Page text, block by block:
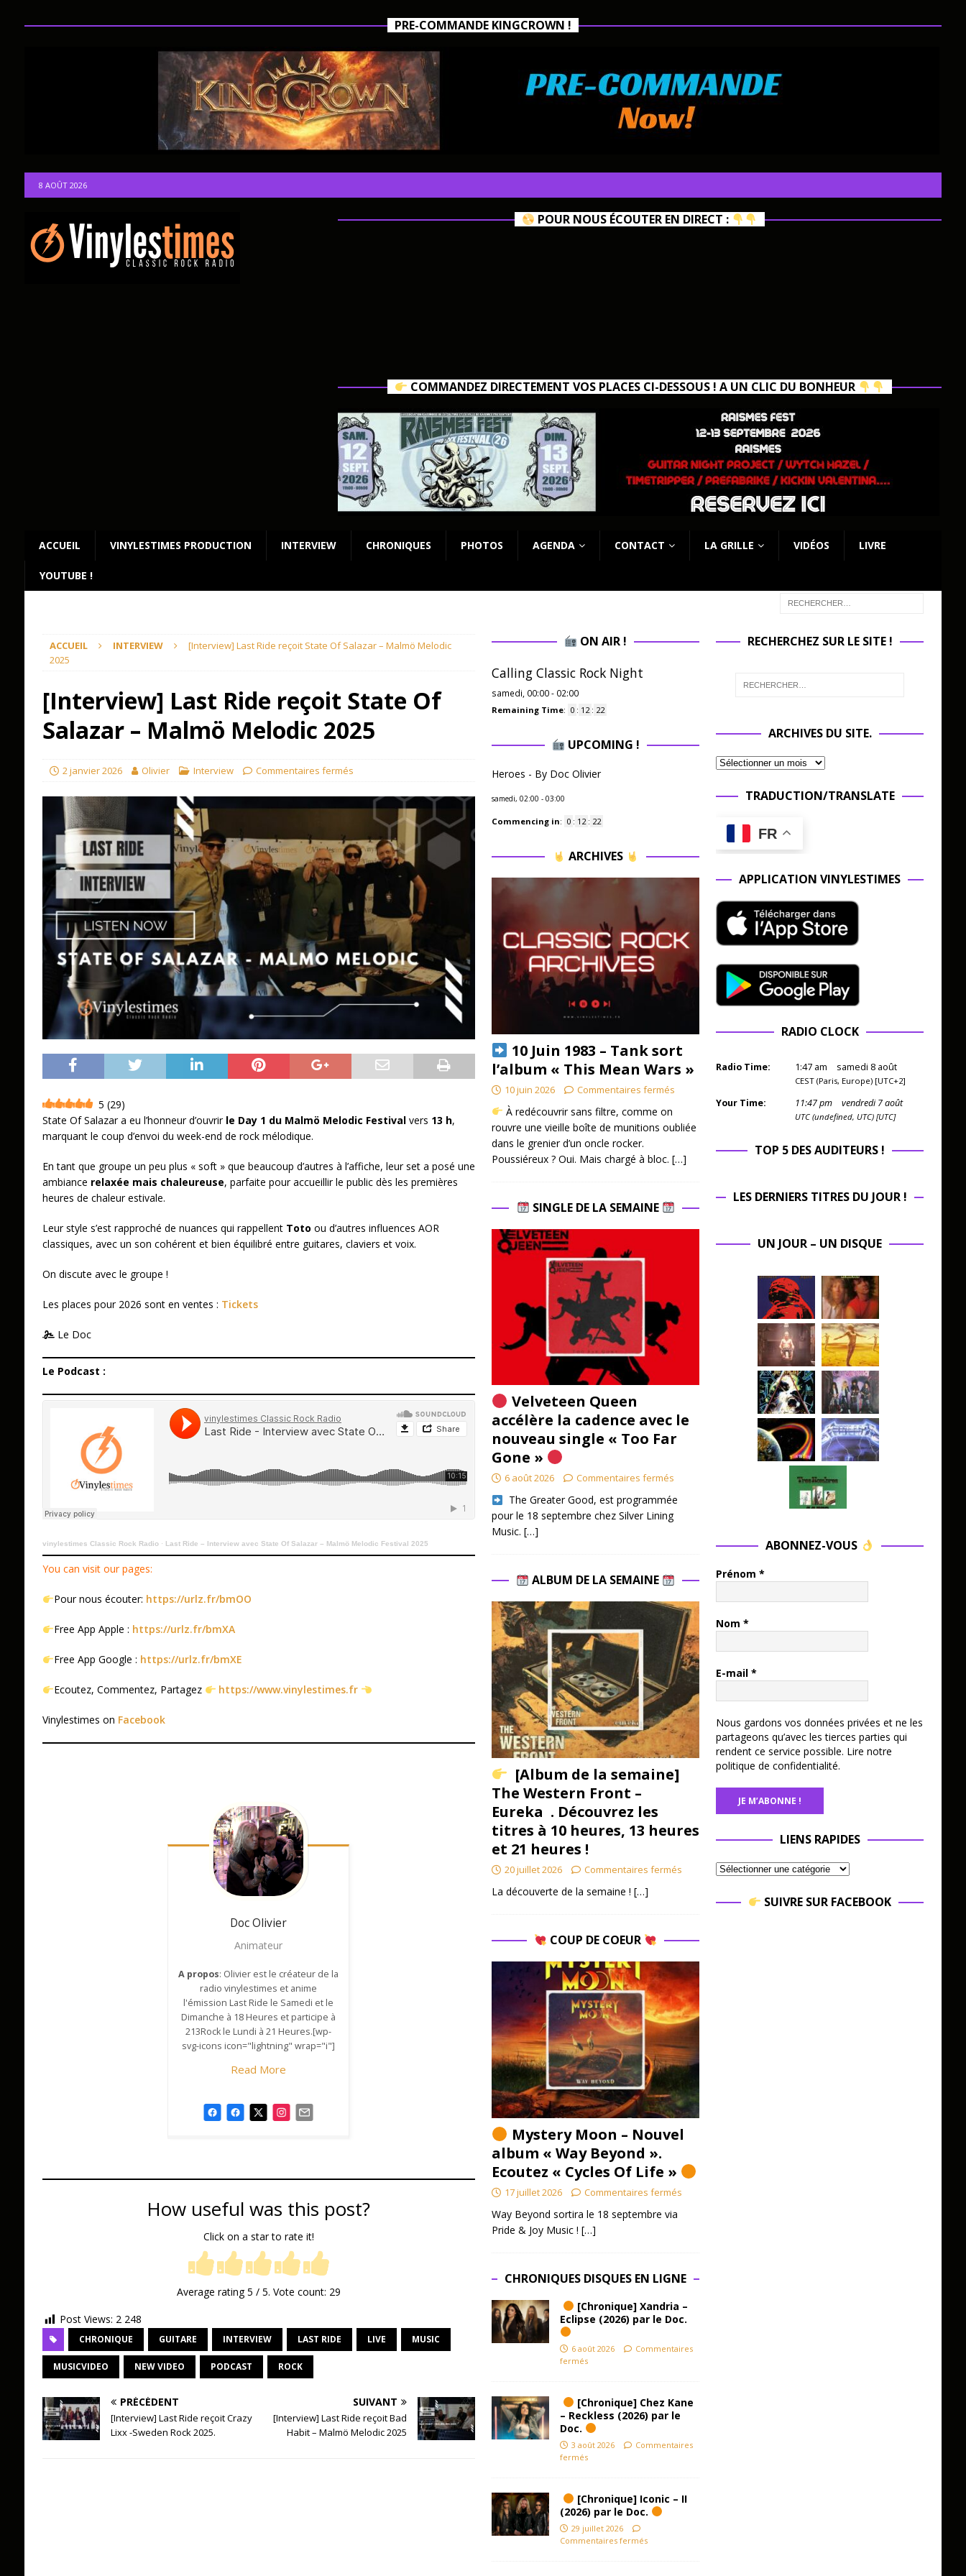
PRE-COMMANDE KINGCROWN !
8 AOÛT 2026
POUR NOUS ÉCOUTER EN DIRECT :
COMMANDEZ DIRECTEMENT VOS PLACES CI-DESSOUS ! A UN CLIC DU BONHEUR
ACCUEIL VINYLESTIMES PRODUCTION INTERVIEW CHRONIQUES PHOTOS AGENDA CONTACT LA GRILLE VIDÉOS LIVRE
YOUTUBE !
ACCUEIL INTERVIEW
[Interview] Last Ride reçoit State Of Salazar – Malmö Melodic
2025
[Interview] Last Ride reçoit State Of
Salazar – Malmö Melodic 2025
2 janvier 2026 Olivier Interview Commentaires fermés
5 (29)
State Of Salazar a eu l’honneur d’ouvrir le Day 1 du Malmö Melodic Festivalvers 13 h,
marquant le coup d’envoi du week-end de rock mélodique.
En tant que groupe un peu plus « soft » que beaucoup d’autres à l’affiche, leur set a posé une
ambiance relaxée mais chaleureuse, parfaite pour accueillir le public dès les premières
heures de chaleur estivale.
Leur style s’est rapproché de nuances qui rappellent Toto ou d’autres influences AOR
classiques, avec un son cohérent et bien équilibré entre guitares, claviers et voix.
On discute avec le groupe !
Les places pour 2026 sont en ventes : Tickets
Le Doc
Le Podcast :
vinylestimes Classic Rock Radio· Last Ride – Interview avec State Of Salazar – Malmö Melodic Festival 2025
You can visit our pages:
Pour nous écouter: https://urlz.fr/bmOO
Free App Apple : https://urlz.fr/bmXA
Free App Google : https://urlz.fr/bmXE
Ecoutez, Commentez, Partagez https://www.vinylestimes.fr
Vinylestimes on Facebook
Doc Olivier
Animateur
A propos: Olivier est le créateur de la
radio vinylestimes et anime
l'émission Last Ride le Samedi et le
Dimanche à 18 Heures et participe à
213Rock le Lundi à 21 Heures.[wp-
svg-icons icon="lightning" wrap="i"]
Read More
How useful was this post?
Click on a star to rate it!
Average rating5 / 5. Vote count: 29
Post Views: 2 248
CHRONIQUE GUITARE INTERVIEW LAST RIDE LIVE MUSIC
MUSICVIDEO NEW VIDEO PODCAST ROCK
PRÉCÉDENT
[Interview] Last Ride reçoit Crazy
Lixx -Sweden Rock 2025.
SUIVANT
[Interview] Last Ride reçoit Bad
Habit – Malmö Melodic 2025
ON AIR !
Calling Classic Rock Night
samedi, 00:00 - 02:00
Remaining Time: 0 : 12 : 21
UPCOMING !
Heroes - By Doc Olivier
samedi, 02:00 - 03:00
Commencing in: 0 : 12 : 21
ARCHIVES
10 Juin 1983 – Tank sort
l’album « This Mean Wars »
10 juin 2026 Commentaires fermés
À redécouvrir sans filtre, comme on
rouvre une vieille boîte de munitions oubliée
dans le grenier d’un oncle rocker.
Poussiéreux ? Oui. Mais chargé à bloc. […]
SINGLE DE LA SEMAINE
Velveteen Queen
accélère la cadence avec le
nouveau single « Too Far
Gone »
6 août 2026 Commentaires fermés
​ The Greater Good, est programmée
pour le 18 septembre chez Silver Lining
Music. […]
ALBUM DE LA SEMAINE
[Album de la semaine]
The Western Front –
Eureka . Découvrez les
titres à 10 heures, 13 heures
et 21 heures !
20 juillet 2026 Commentaires fermés
La découverte de la semaine ! […]
COUP DE COEUR
Mystery Moon – Nouvel
album « Way Beyond ».
Ecoutez « Cycles Of Life »
17 juillet 2026 Commentaires fermés
Way Beyond sortira le 18 septembre via
Pride & Joy Music ! […]
CHRONIQUES DISQUES EN LIGNE
[Chronique] Xandria –
Eclipse (2026) par le Doc.
6 août 2026
Commentaires
fermés
[Chronique] Chez Kane
– Reckless (2026) par le
Doc.
3 août 2026
Commentaires
fermés
[Chronique] Iconic – II
(2026) par le Doc.
29 juillet 2026
Commentaires fermés
RECHERCHEZ SUR LE SITE !
ARCHIVES DU SITE.
TRADUCTION/TRANSLATE
FR
APPLICATION VINYLESTIMES
RADIO CLOCK
Radio Time: 1:47 am samedi 8 août
CEST (Paris, Europe) [UTC+2]
Your Time: 11:47pm vendredi 7 août
UTC (undefined, UTC) [UTC]
TOP 5 DES AUDITEURS !
LES DERNIERS TITRES DU JOUR !
UN JOUR – UN DISQUE
ABONNEZ-VOUS
Prénom *
Nom *
E-mail *
Nous gardons vos données privées et ne les
partageons qu’avec les tierces parties qui
rendent ce service possible. Lire notre
politique de confidentialité.
LIENS RAPIDES
SUIVRE SUR FACEBOOK